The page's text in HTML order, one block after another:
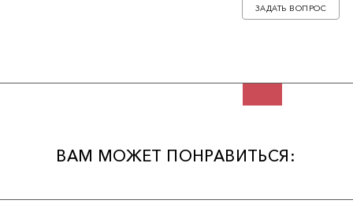
вместе с семьей. В 1949 году эмигрировал в США. Автор ряда
ЗАДАТЬ ВОПРОС
ВАМ МОЖЕТ ПОНРАВИТЬСЯ: